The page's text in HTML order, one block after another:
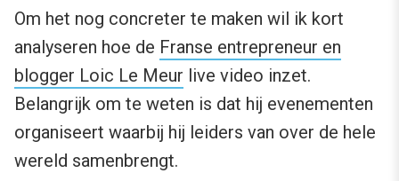
Om het nog concreter te maken wil ik kort
analyseren hoe de Franse entrepreneur en
blogger Loic Le Meur live video inzet.
Belangrijk om te weten is dat hij evenementen
organiseert waarbij hij leiders van over de hele
wereld samenbrengt.